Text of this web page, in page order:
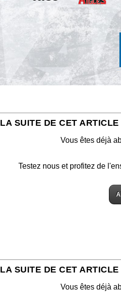
LA SUITE DE CET
Vous êtes déjà
Testez nous et profitez de
LA SUITE DE CET
Vous êtes déjà